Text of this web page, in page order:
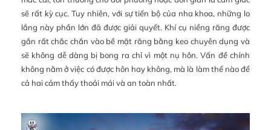
sẽ rất kỳ cục. Tuy nhiên, với sự tiến bộ của nha khoa, những lo
lắng này phần lớn đã được giải quyết. Khí cụ niềng răng được
gắn rất chắc chắn vào bề mặt răng bằng keo chuyên dụng và
sẽ không dễ dàng bị bong ra chỉ vì một nụ hôn. Vấn đề chính
không nằm ở việc có được hôn hay không, mà là làm thế nào để
cả hai cảm thấy thoải mái và an toàn nhất.